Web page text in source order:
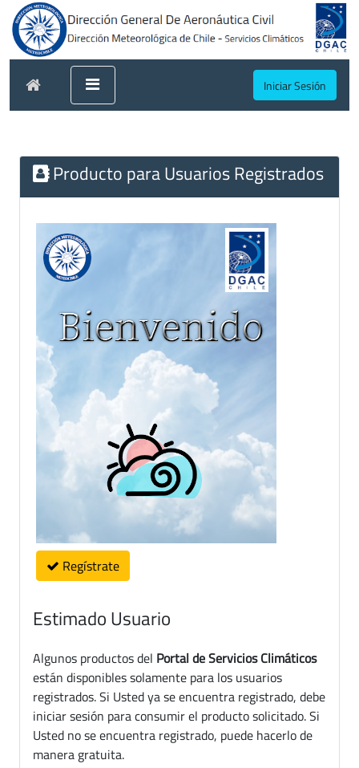
Iniciar Sesión
Producto para Usuarios Registrados
Regístrate
Estimado Usuario
Algunos productos del Portal de Servicios Climáticos
están disponibles solamente para los usuarios
registrados. Si Usted ya se encuentra registrado, debe
iniciar sesión para consumir el producto solicitado. Si
Usted no se encuentra registrado, puede hacerlo de
manera gratuita.